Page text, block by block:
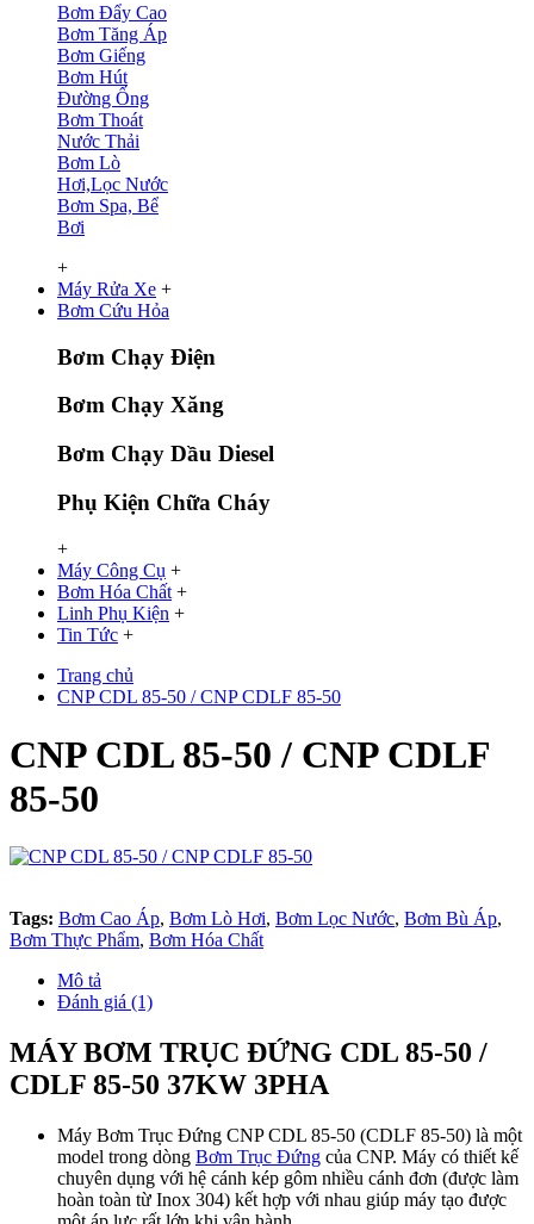
Bơm Đẩy Cao
Bơm Tăng Áp
Bơm Giếng
Bơm Hút
Đường Ống
Bơm Thoát
Nước Thải
Bơm Lò
Hơi,Lọc Nước
Bơm Spa, Bể
Bơi
+
Máy Rửa Xe +
Bơm Cứu Hỏa
Bơm Chạy Điện
Bơm Chạy Xăng
Bơm Chạy Dầu Diesel
Phụ Kiện Chữa Cháy
+
Máy Công Cụ +
Bơm Hóa Chất +
Linh Phụ Kiện +
Tin Tức +
Trang chủ
CNP CDL 85-50 / CNP CDLF 85-50
CNP CDL 85-50 / CNP CDLF
85-50
Tags: Bơm Cao Áp, Bơm Lò Hơi, Bơm Lọc Nước, Bơm Bù Áp,
Bơm Thực Phẩm, Bơm Hóa Chất
Mô tả
Đánh giá (1)
MÁY BƠM TRỤC ĐỨNG CDL 85-50 /
CDLF 85-50 37KW 3PHA
Máy Bơm Trục Đứng CNP CDL 85-50 (CDLF 85-50) là một
model trong dòng Bơm Trục Đứng của CNP. Máy có thiết kế
chuyên dụng với hệ cánh kép gôm nhiều cánh đơn (được làm
hoàn toàn từ Inox 304) kết hợp với nhau giúp máy tạo được